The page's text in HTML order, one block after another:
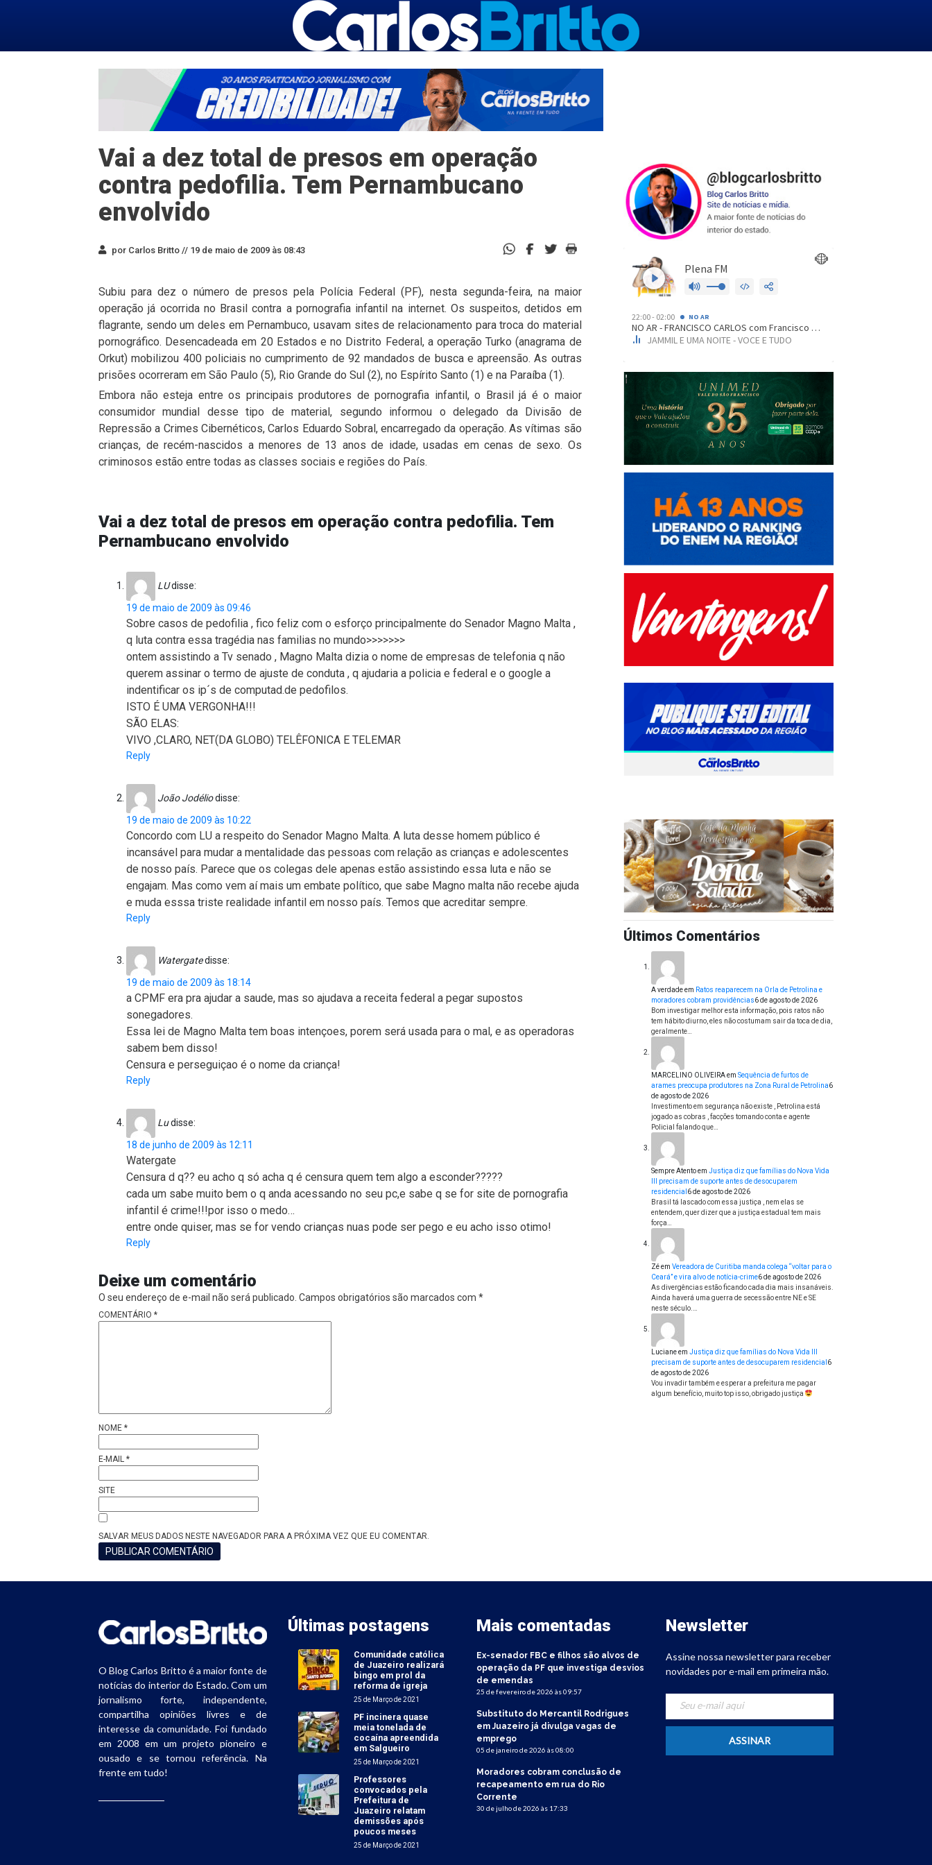
Vai a dez total de presos em operação
contra pedofilia. Tem Pernambucano
envolvido
por Carlos Britto // 19 de maio de 2009 às 08:43
Subiu para dez o número de presos pela Polícia Federal (PF), nesta segunda-feira, na maior
operação já ocorrida no Brasil contra a pornografia infantil na internet. Os suspeitos, detidos em
flagrante, sendo um deles em Pernambuco, usavam sites de relacionamento para troca do material
pornográfico. Desencadeada em 20 Estados e no Distrito Federal, a operação Turko (anagrama de
Orkut) mobilizou 400 policiais no cumprimento de 92 mandados de busca e apreensão. As outras
prisões ocorreram em São Paulo (5), Rio Grande do Sul (2), no Espírito Santo (1) e na Paraíba (1).
Embora não esteja entre os principais produtores de pornografia infantil, o Brasil já é o maior
consumidor mundial desse tipo de material, segundo informou o delegado da Divisão de
Repressão a Crimes Cibernéticos, Carlos Eduardo Sobral, encarregado da operação. As vítimas são
crianças, de recém-nascidos a menores de 13 anos de idade, usadas em cenas de sexo. Os
criminosos estão entre todas as classes sociais e regiões do País.
Vai a dez total de presos em operação contra pedofilia. Tem
Pernambucano envolvido
LUdisse:
19 de maio de 2009 às 09:46
Sobre casos de pedofilia , fico feliz com o esforço principalmente do Senador Magno Malta ,
q luta contra essa tragédia nas familias no mundo>>>>>>>
ontem assistindo a Tv senado , Magno Malta dizia o nome de empresas de telefonia q não
querem assinar o termo de ajuste de conduta , q ajudaria a policia e federal e o google a
indentificar os ip´s de computad.de pedofilos.
ISTO É UMA VERGONHA!!!
SÃO ELAS:
VIVO ,CLARO, NET(DA GLOBO) TELÊFONICA E TELEMAR
Reply
João Jodéliodisse:
19 de maio de 2009 às 10:22
Concordo com LU a respeito do Senador Magno Malta. A luta desse homem público é
incansável para mudar a mentalidade das pessoas com relação as crianças e adolescentes
de nosso país. Parece que os colegas dele apenas estão assistindo essa luta e não se
engajam. Mas como vem aí mais um embate político, que sabe Magno malta não recebe ajuda
e muda esssa triste realidade infantil em nosso país. Temos que acreditar sempre.
Reply
Watergatedisse:
19 de maio de 2009 às 18:14
a CPMF era pra ajudar a saude, mas so ajudava a receita federal a pegar supostos
sonegadores.
Essa lei de Magno Malta tem boas intençoes, porem será usada para o mal, e as operadoras
sabem bem disso!
Censura e perseguiçao é o nome da criança!
Reply
Ludisse:
18 de junho de 2009 às 12:11
Watergate
Censura d q?? eu acho q só acha q é censura quem tem algo a esconder?????
cada um sabe muito bem o q anda acessando no seu pc,e sabe q se for site de pornografia
infantil é crime!!!por isso o medo…
entre onde quiser, mas se for vendo crianças nuas pode ser pego e eu acho isso otimo!
Reply
Deixe um comentário
O seu endereço de e-mail não será publicado. Campos obrigatórios são marcados com *
COMENTÁRIO *
NOME *
E-MAIL *
SITE
SALVAR MEUS DADOS NESTE NAVEGADOR PARA A PRÓXIMA VEZ QUE EU COMENTAR.
Últimos Comentários
A verdadeem Ratos reaparecem na Orla de Petrolina e
moradores cobram providências6 de agosto de 2026
Bom investigar melhor esta informação, pois ratos não
tem hábito diurno, eles não costumam sair da toca de dia,
geralmente…
MARCELINO OLIVEIRAem Sequência de furtos de
arames preocupa produtores na Zona Rural de Petrolina6
de agosto de 2026
Investimento em segurança não existe , Petrolina está
jogado as cobras , facções tomando conta e agente
Policial falando que…
Sempre Atentoem Justiça diz que famílias do Nova Vida
III precisam de suporte antes de desocuparem
residencial 6 de agosto de 2026
Brasil tá lascado com essa justiça , nem elas se
entendem, quer dizer que a justiça estadual tem mais
força…
Zéem Vereadora de Curitiba manda colega “voltar para o
Ceará” e vira alvo de notícia-crime6 de agosto de 2026
As divergências estão ficando cada dia mais insanáveis.
Ainda haverá uma guerra de secessão entre NE e SE
neste século.…
Lucianeem Justiça diz que famílias do Nova Vida III
precisam de suporte antes de desocuparem residencial 6
de agosto de 2026
Vou invadir também e esperar a prefeitura me pagar
algum benefício, muito top isso, obrigado justiça
O Blog Carlos Britto é a maior fonte de
notícias do interior do Estado. Com um
jornalismo forte, independente,
compartilha opiniões livres e de
interesse da comunidade. Foi fundado
em 2008 em um projeto pioneiro e
ousado e se tornou referência. Na
frente em tudo!
Últimas postagens
Comunidade católica
de Juazeiro realizará
bingo em prol da
reforma de igreja
25 de Março de 2021
PF incinera quase
meia tonelada de
cocaína apreendida
em Salgueiro
25 de Março de 2021
Professores
convocados pela
Prefeitura de
Juazeiro relatam
demissões após
poucos meses
25 de Março de 2021
Mais comentadas
Ex-senador FBC e filhos são alvos de
operação da PF que investiga desvios
de emendas
25 de fevereiro de 2026 às 09:57
Substituto do Mercantil Rodrigues
em Juazeiro já divulga vagas de
emprego
05 de janeiro de 2026 às 08:00
Moradores cobram conclusão de
recapeamento em rua do Rio
Corrente
30 de julho de 2026 às 17:33
Newsletter
Assine nossa newsletter para receber
novidades por e-mail em primeira mão.